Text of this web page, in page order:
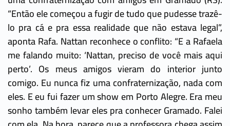
“Então ele começou a fugir de tudo que pudesse trazê-
lo pra cá e pra essa realidade que não estava legal”,
aponta Rafa. Nattan reconhece o conflito: “E a Rafaela
me falando muito: ‘Nattan, preciso de você mais aqui
perto’. Os meus amigos vieram do interior junto
comigo. Eu nunca fiz uma confraternização, nada com
eles. E eu fui fazer um show em Porto Alegre. Era meu
sonho também levar eles pra conhecer Gramado. Falei